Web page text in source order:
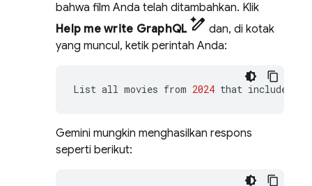
bahwa film Anda telah ditambahkan. Klik
Help me write GraphQL pen_spark dan, di kotak
yang muncul, ketik perintah Anda:
List all movies from 2024 that include
Gemini mungkin menghasilkan respons
seperti berikut: